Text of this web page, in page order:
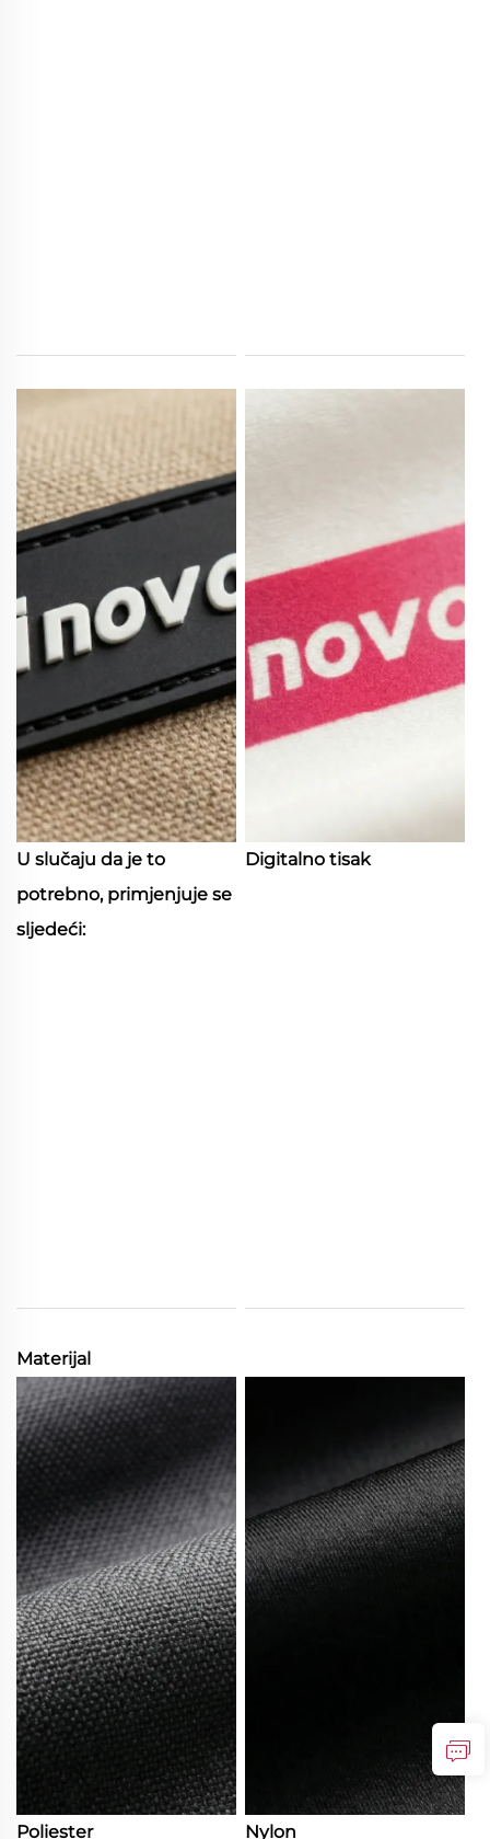
U slučaju da je to
potrebno, primjenjuje se
sljedeći:
Digitalno tisak
Materijal
Poliester Nylon